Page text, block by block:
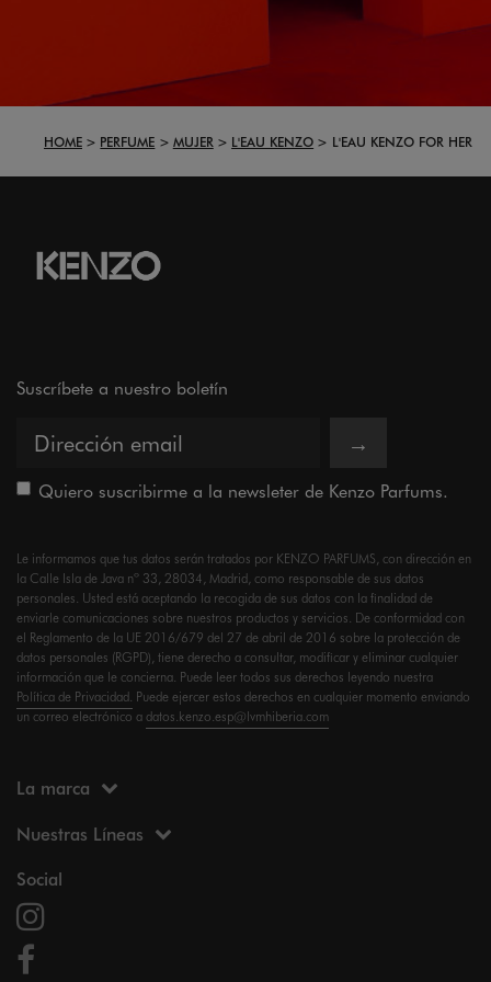
HOME PERFUME MUJER L'EAU KENZO L'EAU KENZO FOR HER
Suscríbete a nuestro boletín
→
Quiero suscribirme a la newsleter de Kenzo Parfums.
Le informamos que tus datos serán tratados por KENZO PARFUMS, con dirección en
la Calle Isla de Java nº 33, 28034, Madrid, como responsable de sus datos
personales. Usted está aceptando la recogida de sus datos con la finalidad de
enviarle comunicaciones sobre nuestros productos y servicios. De conformidad con
el Reglamento de la UE 2016/679 del 27 de abril de 2016 sobre la protección de
datos personales (RGPD), tiene derecho a consultar, modificar y eliminar cualquier
información que le concierna. Puede leer todos sus derechos leyendo nuestra
Política de Privacidad. Puede ejercer estos derechos en cualquier momento enviando
un correo electrónico adatos.kenzo.esp@lvmhiberia.com
La marca
Nuestras Líneas
Social